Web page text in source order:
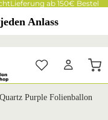
Lieferung ab 150€
Anlass
Purple Folienballon